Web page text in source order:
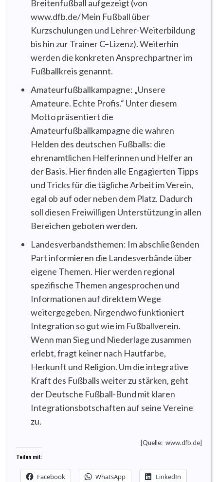
Breitenfußball aufgezeigt (von
www.dfb.de/Mein Fußball über
Kurzschulungen und Lehrer-Weiterbildung
bis hin zur Trainer C–Lizenz). Weiterhin
werden die konkreten Ansprechpartner im
Fußballkreis genannt.
Amateurfußballkampagne: „Unsere
Amateure. Echte Profis.“ Unter diesem
Motto präsentiert die
Amateurfußballkampagne die wahren
Helden des deutschen Fußballs: die
ehrenamtlichen Helferinnen und Helfer an
der Basis. Hier finden alle Engagierten Tipps
und Tricks für die tägliche Arbeit im Verein,
egal ob auf oder neben dem Platz. Dadurch
soll diesen Freiwilligen Unterstützung in allen
Bereichen geboten werden.
Landesverbandsthemen: Im abschließenden
Part informieren die Landesverbände über
eigene Themen. Hier werden regional
spezifische Themen angesprochen und
Informationen auf direktem Wege
weitergegeben. Nirgendwo funktioniert
Integration so gut wie im Fußballverein.
Wenn man Sieg und Niederlage zusammen
erlebt, fragt keiner nach Hautfarbe,
Herkunft und Religion. Um die integrative
Kraft des Fußballs weiter zu stärken, geht
der Deutsche Fußball-Bund mit klaren
Integrationsbotschaften auf seine Vereine
zu.
[Quelle: www.dfb.de]
Teilen mit:
Facebook WhatsApp LinkedIn